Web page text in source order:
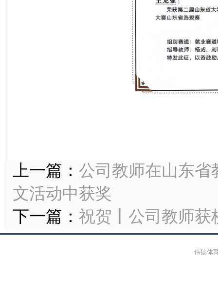
上一篇： 公司教师在山东
文活动中获奖
下一篇： 祝贺丨公司教师获
伟德体